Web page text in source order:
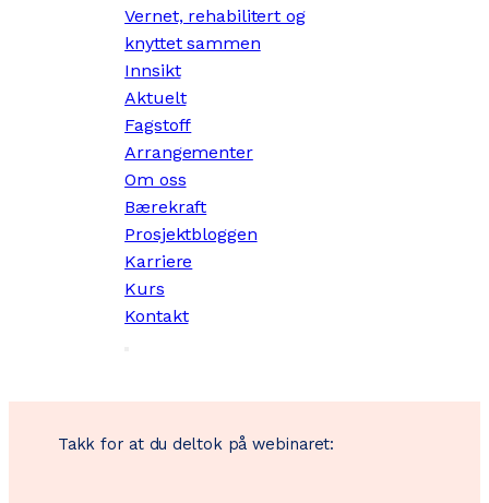
Vernet, rehabilitert og
knyttet sammen
Innsikt
Aktuelt
Fagstoff
Arrangementer
Om oss
Bærekraft
Prosjektbloggen
Karriere
Kurs
Kontakt
Takk for at du deltok på webinaret: